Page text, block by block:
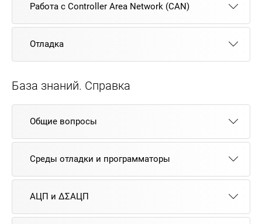
Работа с Controller Area Network (CAN)
Отладка
База знаний. Справка
Общие вопросы
Среды отладки и программаторы
АЦП и ΔΣАЦП